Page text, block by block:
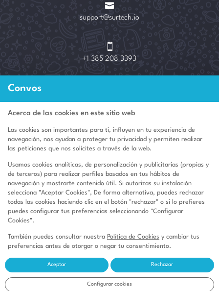

support@surtech.io

+1 385 208 3393
Quienes Somos
Aviso legal
Condiciones de uso
GDPR
Política de cookies
Política de Privacidad
Convos
Acerca de las cookies en este sitio web
Las cookies son importantes para ti, influyen en tu experiencia de
navegación, nos ayudan a proteger tu privacidad y permiten realizar
las peticiones que nos solicites a través de la web.
Usamos cookies analíticas, de personalización y publicitarias (propias y
de terceros) para realizar perfiles basados en tus hábitos de
navegación y mostrarte contenido útil. Si autorizas su instalación
selecciona "Aceptar Cookies", De forma alternativa, puedes rechazar
todas las cookies haciendo clic en el botón "rechazar" o si lo prefieres
puedes configurar tus preferencias seleccionando "Configurar
Cookies".
También puedes consultar nuestra Política de Cookies y cambiar tus
preferencias antes de otorgar o negar tu consentimiento.
Aceptar Rechazar
Configurar cookies